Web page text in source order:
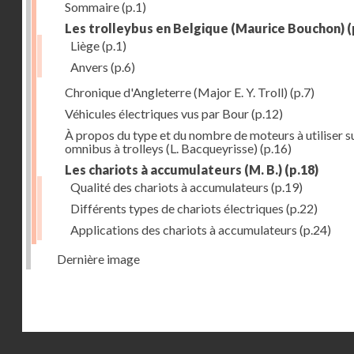
Sommaire(p.1)
Les trolleybus en Belgique (Maurice Bouchon)
Liège(p.1)
Anvers (p.6)
Chronique d'Angleterre (Major E. Y. Troll) (p.7)
Véhicules électriques vus par Bour(p.12)
À propos du type et du nombre de moteurs à utiliser
omnibus à trolleys (L. Bacqueyrisse) (p.16)
Les chariots à accumulateurs (M. B.) (p.18)
Qualité des chariots à accumulateurs (p.19)
Différents types de chariots électriques (p.22)
Applications des chariots à accumulateurs (p.24)
Dernière image